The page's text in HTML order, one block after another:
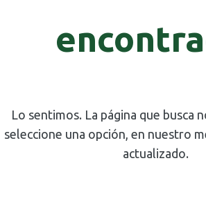
Lo sentimos. La página que busca
seleccione una opción, en nuestro
actualizado.